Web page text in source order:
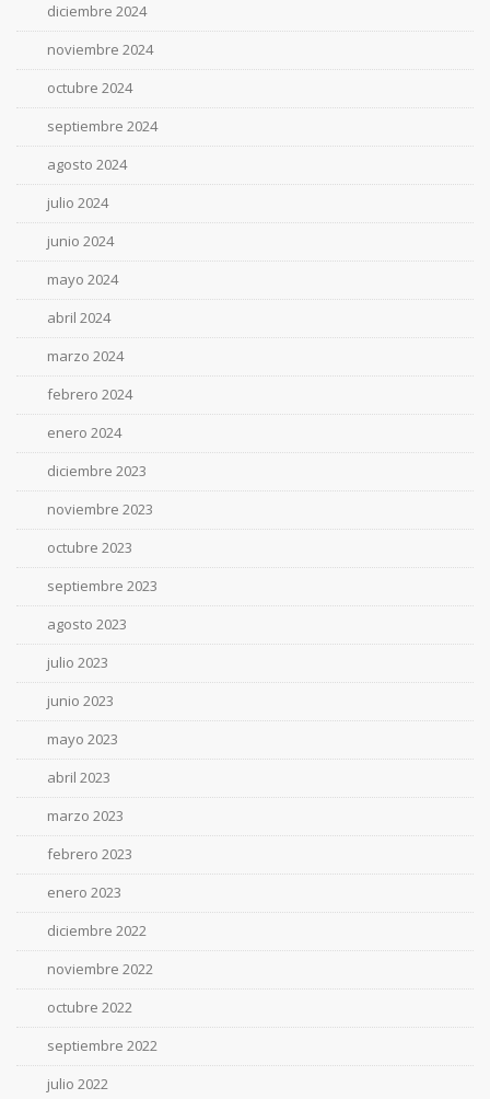
diciembre 2024
noviembre 2024
octubre 2024
septiembre 2024
agosto 2024
julio 2024
junio 2024
mayo 2024
abril 2024
marzo 2024
febrero 2024
enero 2024
diciembre 2023
noviembre 2023
octubre 2023
septiembre 2023
agosto 2023
julio 2023
junio 2023
mayo 2023
abril 2023
marzo 2023
febrero 2023
enero 2023
diciembre 2022
noviembre 2022
octubre 2022
septiembre 2022
julio 2022